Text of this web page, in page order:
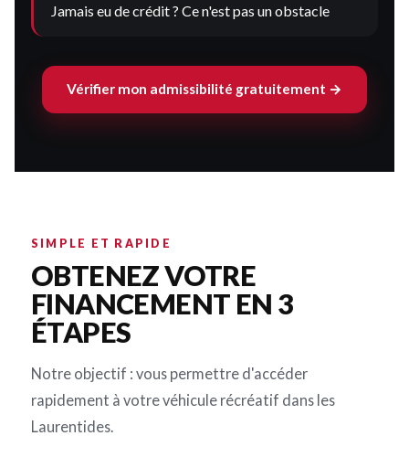
Jamais eu de crédit ? Ce n'est pas un obstacle
Vérifier mon admissibilité gratuitement →
SIMPLE ET RAPIDE
OBTENEZ VOTRE
FINANCEMENT EN 3
ÉTAPES
Notre objectif : vous permettre d'accéder
rapidement à votre véhicule récréatif dans les
Laurentides.